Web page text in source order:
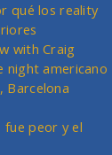
qué los reality
with Craig
night americano
Barcelona
fue peor y el